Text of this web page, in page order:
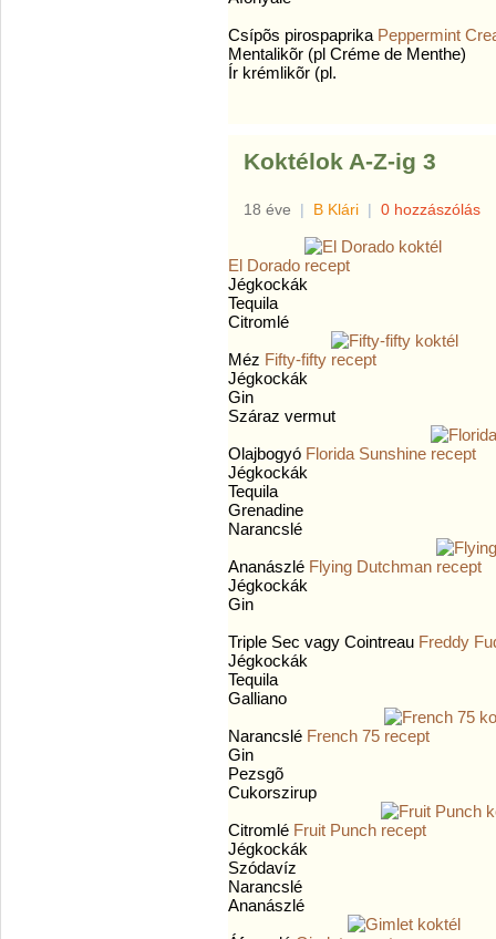
Csípõs pirospaprika Peppermint
Mentalikõr (pl Créme de Menthe)
Ír krémlikõr (pl.
Koktélok A-Z-ig 3
18 éve | B Klári | 0 hozzászólás
El Dorado
Jégkockák
Tequila
Citromlé
Méz Fifty-fifty
Jégkockák
Gin
Száraz vermut
Olajbogyó Florida Sunshine
Jégkockák
Tequila
Grenadine
Narancslé
Ananászlé Flying Dutchman
Jégkockák
Gin
Triple Sec vagy Cointreau Freddy
Jégkockák
Tequila
Galliano
Narancslé French 75
Gin
Pezsgõ
Cukorszirup
Citromlé Fruit Punch
Jégkockák
Szódavíz
Narancslé
Ananászlé